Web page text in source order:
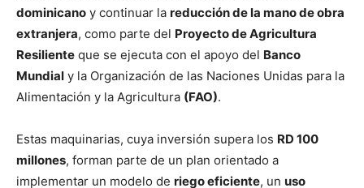
dominicano y continuar la reducción de la mano de obra
extranjera, como parte del Proyecto de Agricultura
Resiliente que se ejecuta con el apoyo del Banco
Mundial y la Organización de las Naciones Unidas para la
Alimentación y la Agricultura (FAO).
Estas maquinarias, cuya inversión supera los RD 100
millones, forman parte de un plan orientado a
implementar un modelo de riego eficiente, un uso